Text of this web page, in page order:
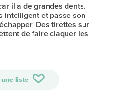
il a de grandes dents.
intelligent et passe son
Des tirettes sur
de faire claquer les
liste